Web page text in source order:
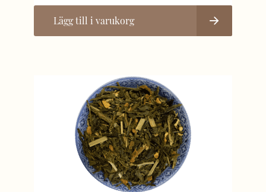
Lägg till i varukorg